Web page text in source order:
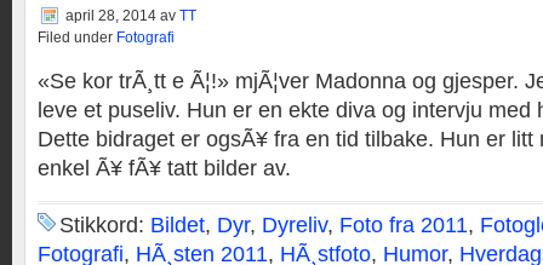
april 28, 2014 av TT
Filed under Fotografi
«Se kor trÃ¸tt e Ã¦!» mjÃ¦ver Madonna og gjesper.
leve et puseliv. Hun er en ekte diva og intervju med
Dette bidraget er ogsÃ¥ fra en tid tilbake. Hun er litt
enkel Ã¥ fÃ¥ tatt bilder av.
Stikkord: Bildet, Dyr, Dyreliv, Foto fra 2011,
Fotografi, HÃ¸sten 2011, HÃ¸stfoto, Humor,